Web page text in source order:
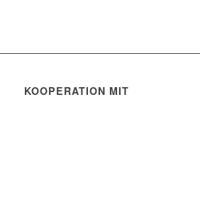
KOOPERATION MIT